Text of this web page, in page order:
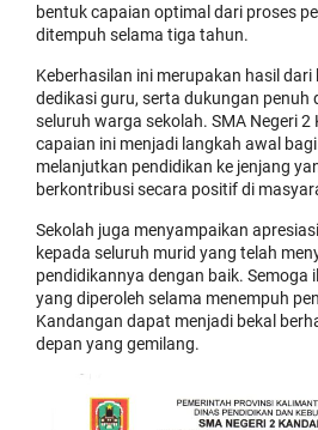
bentuk capaian optimal dari proses
ditempuh selama tiga tahun.
Keberhasilan ini merupakan hasil dari
dedikasi guru, serta dukungan penuh
seluruh warga sekolah. SMA Negeri
capaian ini menjadi langkah awal
melanjutkan pendidikan ke jenjang
berkontribusi secara positif di
Sekolah juga menyampaikan
kepada seluruh murid yang telah
pendidikannya dengan baik. Semoga
yang diperoleh selama menempuh
Kandangan dapat menjadi bekal
depan yang gemilang.